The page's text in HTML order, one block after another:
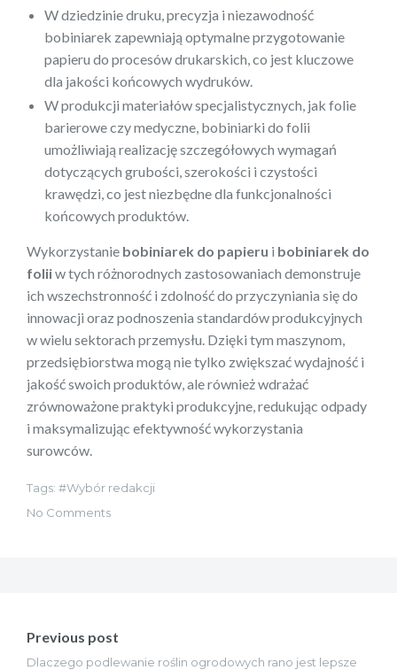
W dziedzinie druku, precyzja i niezawodność
bobiniarek zapewniają optymalne przygotowanie
papieru do procesów drukarskich, co jest kluczowe
dla jakości końcowych wydruków.
W produkcji materiałów specjalistycznych, jak folie
barierowe czy medyczne, bobiniarki do folii
umożliwiają realizację szczegółowych wymagań
dotyczących grubości, szerokości i czystości
krawędzi, co jest niezbędne dla funkcjonalności
końcowych produktów.
Wykorzystanie bobiniarek do papieru i bobiniarek do
foliiw tych różnorodnych zastosowaniach demonstruje
ich wszechstronność i zdolność do przyczyniania się do
innowacji oraz podnoszenia standardów produkcyjnych
w wielu sektorach przemysłu. Dzięki tym maszynom,
przedsiębiorstwa mogą nie tylko zwiększać wydajność i
jakość swoich produktów, ale również wdrażać
zrównoważone praktyki produkcyjne, redukując odpady
i maksymalizując efektywność wykorzystania
surowców.
Tags:
Wybór redakcji
No Comments
wpisu
Previous post
Dlaczego podlewanie roślin ogrodowych rano jest lepsze